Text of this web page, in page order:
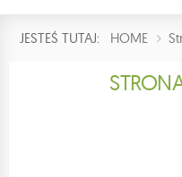
JESTEŚ TUTAJ: HOME